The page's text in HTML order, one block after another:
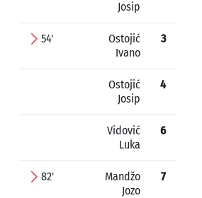
Josip
54'
Ostojić
Ivano
3
Ostojić
Josip
4
Vidović
Luka
6
82'
Mandžo
Jozo
7